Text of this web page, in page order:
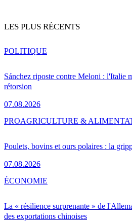
LES PLUS RÉCENTS
Sánchez riposte contre Meloni : l'Italie
rétorsion
07.08.2026
POLITIQUE
Poulets, bovins et ours polaires : la
07.08.2026
PROAGRICULTURE &
La « résilience surprenante » de
des exportations chinoises
ÉCONOMIE